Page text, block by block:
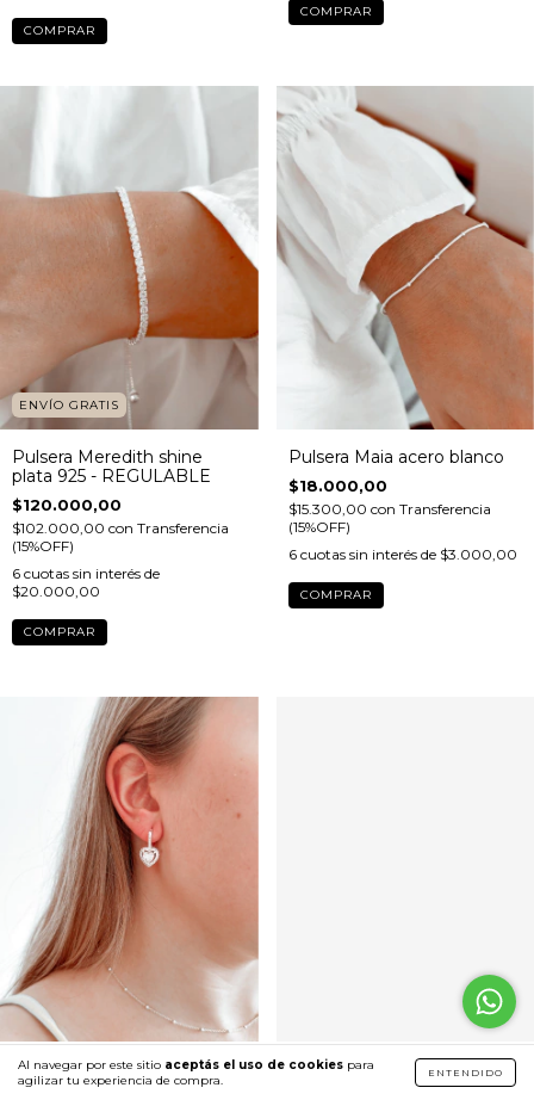
Al navegar por este sitio aceptás el uso de cookies para
agilizar tu experiencia de compra.
ENTENDIDO
COMPRAR
COMPRAR
ENVÍO GRATIS
Pulsera Meredith shine
plata 925 - REGULABLE
$120.000,00
$102.000,00 con Transferencia
(15%OFF)
6 cuotas sin interés de
$20.000,00
Pulsera Maia acero blanco
$18.000,00
$15.300,00 con Transferencia
(15%OFF)
6 cuotas sin interés de $3.000,00
Argollas Sophi shine acero
blanco & micropave (PAR)
Aro bolita 3mm unidad
plata925 (UNIDAD)